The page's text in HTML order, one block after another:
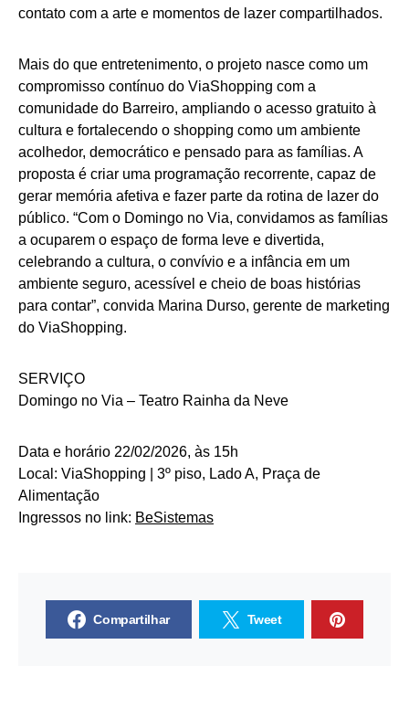
contato com a arte e momentos de lazer compartilhados.
Mais do que entretenimento, o projeto nasce como um
compromisso contínuo do ViaShopping com a
comunidade do Barreiro, ampliando o acesso gratuito à
cultura e fortalecendo o shopping como um ambiente
acolhedor, democrático e pensado para as famílias. A
proposta é criar uma programação recorrente, capaz de
gerar memória afetiva e fazer parte da rotina de lazer do
público. “Com o Domingo no Via, convidamos as famílias
a ocuparem o espaço de forma leve e divertida,
celebrando a cultura, o convívio e a infância em um
ambiente seguro, acessível e cheio de boas histórias
para contar”, convida Marina Durso, gerente de marketing
do ViaShopping.
SERVIÇO
Domingo no Via – Teatro Rainha da Neve
Data e horário 22/02/2026, às 15h
Local: ViaShopping | 3º piso, Lado A, Praça de
Alimentação
Ingressos no link: BeSistemas
Compartilhar Tweet